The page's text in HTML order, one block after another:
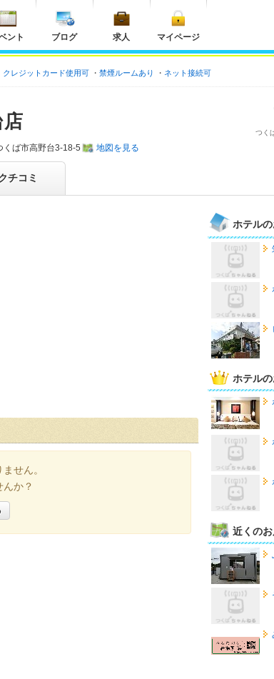
ント ブログ 求人 マイページ
クレジットカード使用可 禁煙ルームあり ネット接続可
つく
くば市高野台3-18-5 地図を見る
チコミ
せん。
か？
ホテル
ホテル
近くの